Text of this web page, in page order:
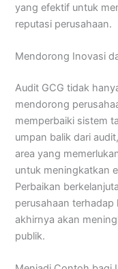
yang efektif untuk
reputasi perusahaan.
Mendorong Inovasi
Audit GCG tidak
mendorong
memperbaiki sistem
umpan balik dari
area yang
untuk meningkatkan
Perbaikan
perusahaan
akhirnya akan
publik.